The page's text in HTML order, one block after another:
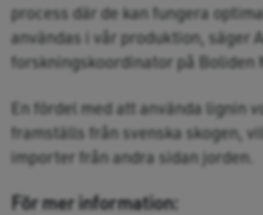
process där de kan fungera
användas i vår produktion, säger
forskningskoordinator på Boliden
En fördel med att använda lignin
framställs från svenska skogen,
importer från andra sidan jorden.
För mer information: